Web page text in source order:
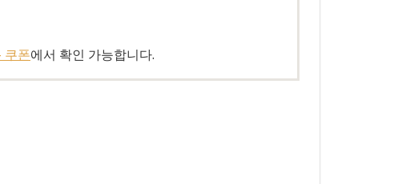
쿠폰에서 확인 가능합니다.